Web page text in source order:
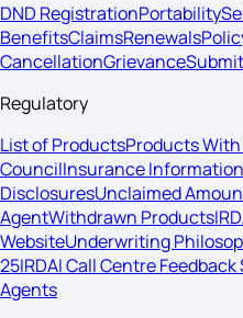
DND RegistrationPortability
BenefitsClaimsRenewals
CancellationGrievance
Regulatory
List of ProductsProducts
CouncilInsurance
DisclosuresUnclaimed
AgentWithdrawn Products
WebsiteUnderwriting
25IRDAI Call Centre Feedback
Agents